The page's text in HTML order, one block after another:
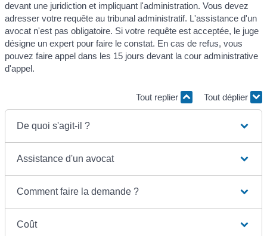
devant une juridiction et impliquant l'administration. Vous devez
adresser votre requête au tribunal administratif. L'assistance d'un
avocat n'est pas obligatoire. Si votre requête est acceptée, le juge
désigne un expert pour faire le constat. En cas de refus, vous
pouvez faire appel dans les 15 jours devant la cour administrative
d'appel.
Tout replier Tout déplier
De quoi s'agit-il ?
Assistance d'un avocat
Comment faire la demande ?
Coût